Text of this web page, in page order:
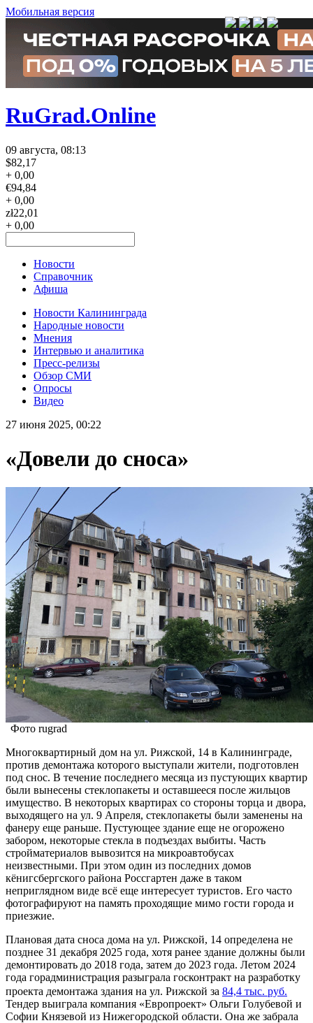
Мобильная версия
RuGrad.Online
09 августа, 08:13
$82,17
+ 0,00
€94,84
+ 0,00
zł22,01
+ 0,00
Новости
Справочник
Афиша
Новости Калининграда
Народные новости
Мнения
Интервью и аналитика
Пресс-релизы
Обзор СМИ
Опросы
Видео
27 июня 2025, 00:22
«Довели до сноса»
Фото rugrad
Многоквартирный дом на ул. Рижской, 14 в Калининграде,
против демонтажа которого выступали жители, подготовлен
под снос. В течение последнего месяца из пустующих квартир
были вынесены стеклопакеты и оставшееся после жильцов
имущество. В некоторых квартирах со стороны торца и двора,
выходящего на ул. 9 Апреля, стеклопакеты были заменены на
фанеру еще раньше. Пустующее здание еще не огорожено
забором, некоторые стекла в подъездах выбиты. Часть
стройматериалов вывозится на микроавтобусах
неизвестными. При этом один из последних домов
кёнигсбергского района Россгартен даже в таком
неприглядном виде всё еще интересует туристов. Его часто
фотографируют на память проходящие мимо гости города и
приезжие.
Плановая дата сноса дома на ул. Рижской, 14 определена не
позднее 31 декабря 2025 года, хотя ранее здание должны были
демонтировать до 2018 года, затем до 2023 года. Летом 2024
года горадминистрация разыграла госконтракт на разработку
проекта демонтажа здания на ул. Рижской за 84,4 тыс. руб.
Тендер выиграла компания «Европроект» Ольги Голубевой и
Софии Князевой из Нижегородской области. Она же забрала